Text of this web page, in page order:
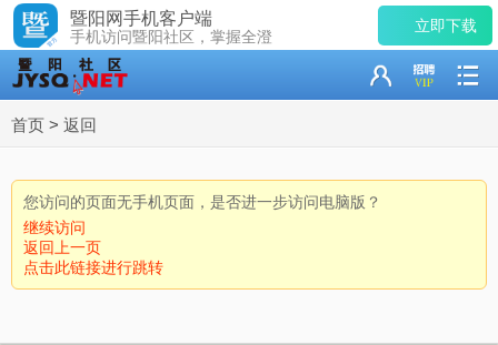
暨阳网手机客户端
手机访问暨阳社区，掌握全澄
立即下载
首页 > 返回
您访问的页面无手机页面，是否进一步访问电脑版？
继续访问
返回上一页
点击此链接进行跳转